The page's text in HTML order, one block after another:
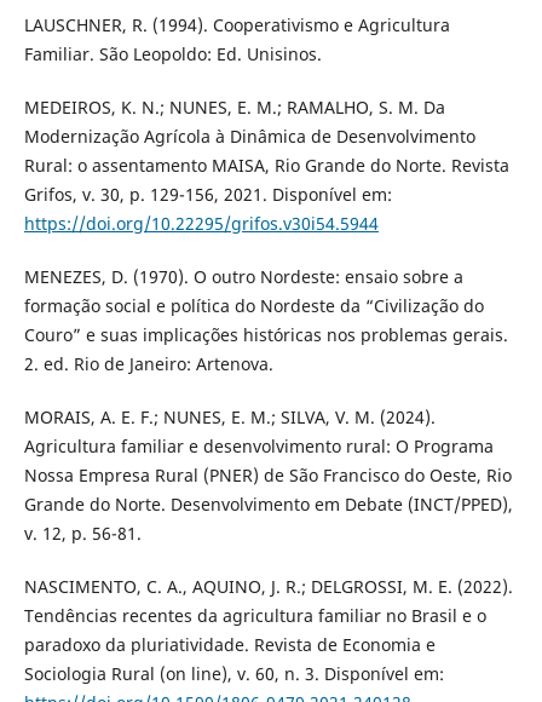
LAUSCHNER, R. (1994). Cooperativismo e Agricultura
Familiar. São Leopoldo: Ed. Unisinos.
MEDEIROS, K. N.; NUNES, E. M.; RAMALHO, S. M. Da
Modernização Agrícola à Dinâmica de Desenvolvimento
Rural: o assentamento MAISA, Rio Grande do Norte. Revista
Grifos, v. 30, p. 129-156, 2021. Disponível em:
https://doi.org/10.22295/grifos.v30i54.5944
MENEZES, D. (1970). O outro Nordeste: ensaio sobre a
formação social e política do Nordeste da “Civilização do
Couro” e suas implicações históricas nos problemas gerais.
2. ed. Rio de Janeiro: Artenova.
MORAIS, A. E. F.; NUNES, E. M.; SILVA, V. M. (2024).
Agricultura familiar e desenvolvimento rural: O Programa
Nossa Empresa Rural (PNER) de São Francisco do Oeste, Rio
Grande do Norte. Desenvolvimento em Debate (INCT/PPED),
v. 12, p. 56-81.
NASCIMENTO, C. A., AQUINO, J. R.; DELGROSSI, M. E. (2022).
Tendências recentes da agricultura familiar no Brasil e o
paradoxo da pluriatividade. Revista de Economia e
Sociologia Rural (on line), v. 60, n. 3. Disponível em: